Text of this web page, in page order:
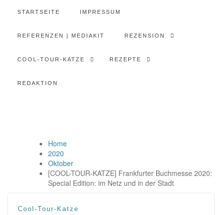
STARTSEITE IMPRESSUM
REFERENZEN | MEDIAKIT REZENSION
COOL-TOUR-KATZE REZEPTE
REDAKTION
Home
2020
Oktober
[COOL-TOUR-KATZE] Frankfurter Buchmesse 2020:
Special Edition: im Netz und in der Stadt
Cool-Tour-Katze